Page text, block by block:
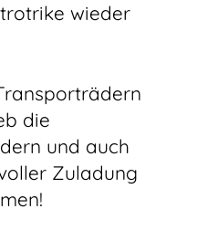
wieder
die
und auch
Zuladung